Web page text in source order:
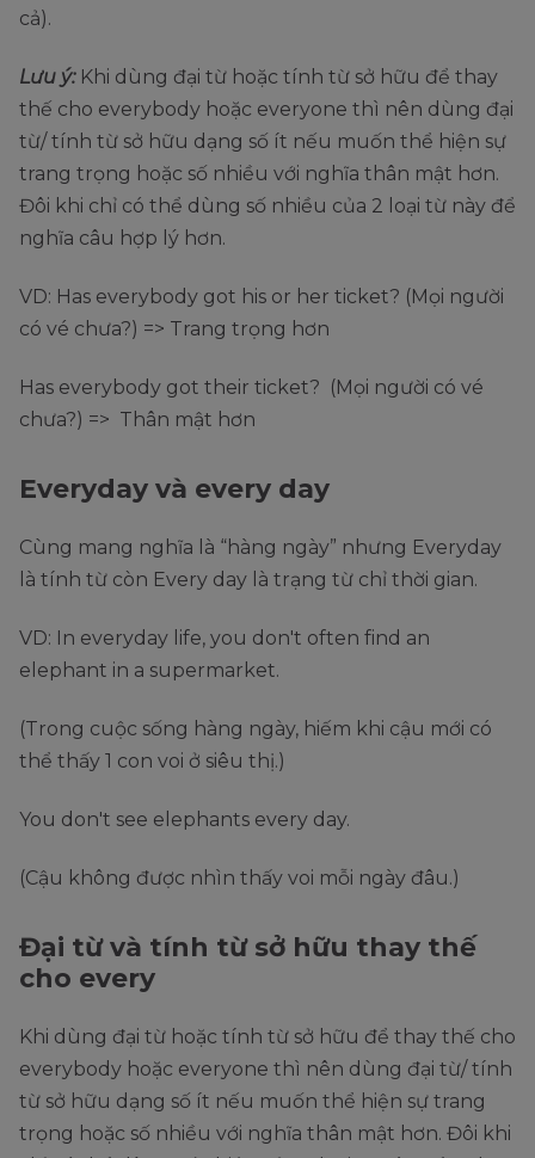
cả).
Lưu ý:Khi dùng đại từ hoặc tính từ sở hữu để thay
thế cho everybody hoặc everyone thì nên dùng đại
từ/ tính từ sở hữu dạng số ít nếu muốn thể hiện sự
trang trọng hoặc số nhiều với nghĩa thân mật hơn.
Đôi khi chỉ có thể dùng số nhiều của 2 loại từ này để
nghĩa câu hợp lý hơn.
VD: Has everybody got his or her ticket? (Mọi người
có vé chưa?) => Trang trọng hơn
Has everybody got their ticket? (Mọi người có vé
chưa?) => Thân mật hơn
Everyday và every day
Cùng mang nghĩa là “hàng ngày” nhưng Everyday
là tính từ còn Every day là trạng từ chỉ thời gian.
VD: In everyday life, you don't often find an
elephant in a supermarket.
(Trong cuộc sống hàng ngày, hiếm khi cậu mới có
thể thấy 1 con voi ở siêu thị.)
You don't see elephants every day.
(Cậu không được nhìn thấy voi mỗi ngày đâu.)
Đại từ và tính từ sở hữu thay thế
cho every
Khi dùng đại từ hoặc tính từ sở hữu để thay thế cho
everybody hoặc everyone thì nên dùng đại từ/ tính
từ sở hữu dạng số ít nếu muốn thể hiện sự trang
trọng hoặc số nhiều với nghĩa thân mật hơn. Đôi khi